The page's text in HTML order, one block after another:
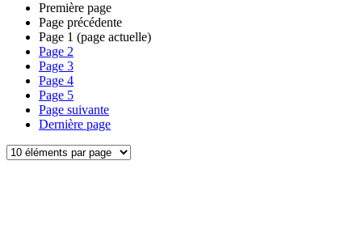
Première page
Page précédente
Page 1 (page actuelle)
Page 2
Page 3
Page 4
Page 5
Page suivante
Dernière page